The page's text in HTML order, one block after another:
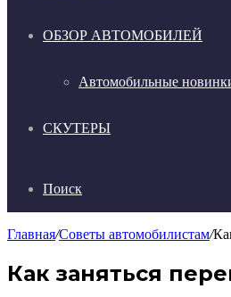
ОБЗОР АВТОМОБИЛЕЙ
Автомобильные
СКУТЕРЫ
Поиск
Главная/Советы автомобилистам/
Как заняться